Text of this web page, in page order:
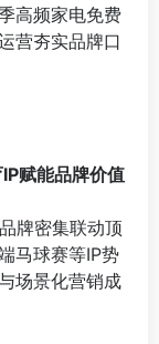
高频家电免费
营夯实品牌口
赋能品牌价值
牌密集联动顶
马球赛等IP势
场景化营销成